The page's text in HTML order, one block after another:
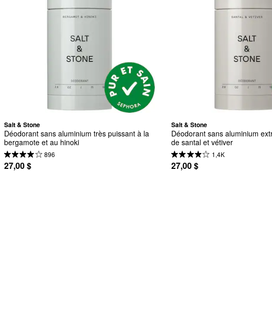
Salt & Stone
Déodorant sans aluminium très puissant à la
bergamote et au hinoki
896
27,00 $
Salt & Stone
Déodorant sans aluminium
de santal et vétiver
1,4K
27,00 $